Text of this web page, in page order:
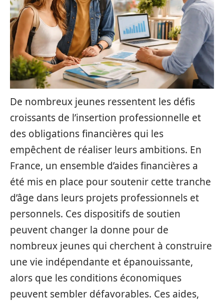
De nombreux jeunes ressentent les défis
croissants de l’insertion professionnelle et
des obligations financières qui les
empêchent de réaliser leurs ambitions. En
France, un ensemble d’aides financières a
été mis en place pour soutenir cette tranche
d’âge dans leurs projets professionnels et
personnels. Ces dispositifs de soutien
peuvent changer la donne pour de
nombreux jeunes qui cherchent à construire
une vie indépendante et épanouissante,
alors que les conditions économiques
peuvent sembler défavorables. Ces aides,